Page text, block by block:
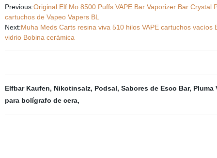
Previous:Original Elf Mo 8500 Puffs VAPE Bar Vaporizer Bar Crystal
cartuchos de Vapeo Vapers BL
Next:Muha Meds Carts resina viva 510 hilos VAPE cartuchos
vidrio Bobina cerámica
Elfbar Kaufen, Nikotinsalz, Podsal, Sabores de Esco Bar, Pluma
para bolígrafo de cera,